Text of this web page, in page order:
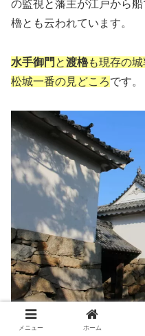
の監視と藩主が江戸から
櫓とも云われています。
水手御門 と渡櫓も現存の
松城一番の見どころです。
北の丸内部から見た月見櫓
メニュー ホーム